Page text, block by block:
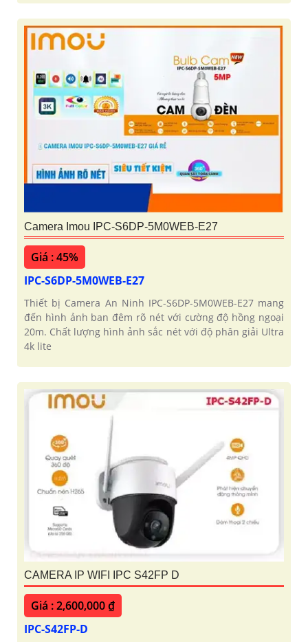
Camera Imou IPC-S6DP-5M0WEB-E27
Giá : 45%
IPC-S6DP-5M0WEB-E27
Thiết bị Camera An Ninh IPC-S6DP-5M0WEB-E27 mang
đến hình ảnh ban đêm rõ nét với cường độ hồng ngoại
20m. Chất lượng hình ảnh sắc nét với độ phân giải Ultra
4k lite
CAMERA IP WIFI IPC S42FP D
Giá : 2,600,000 ₫
IPC-S42FP-D